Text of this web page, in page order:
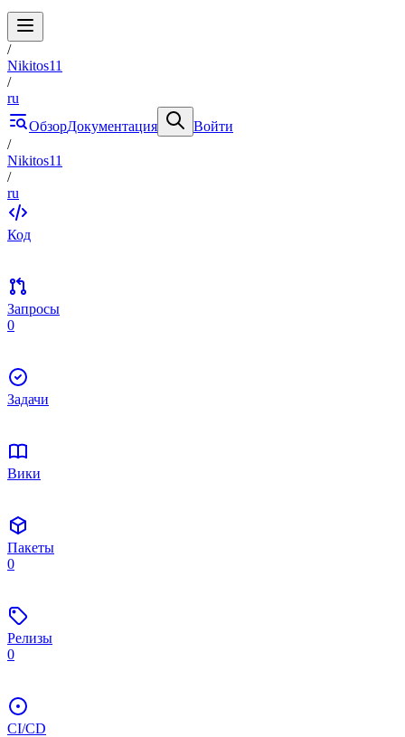
/
Nikitos11
/
ru
ОбзорДокументация
Войти
/
Nikitos11
/
ru
Код
Запросы
0
Задачи
Вики
Пакеты
0
Релизы
0
CI/CD